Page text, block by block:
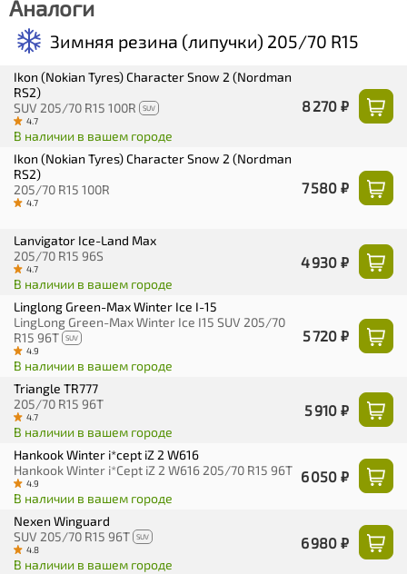
Аналоги
Зимняя резина (липучки) 205/70 R15
Ikon (Nokian Tyres) Character Snow 2 (Nordman
RS2)
SUV 205/70 R15 100R
SUV
4.7
В наличии в вашем городе
8 270 ₽
Ikon (Nokian Tyres) Character Snow 2 (Nordman
RS2)
205/70 R15 100R
4.7
7 580 ₽
Lanvigator Ice-Land Max
205/70 R15 96S
4.7
В наличии в вашем городе
4 930 ₽
Linglong Green-Max Winter Ice I-15
LingLong Green-Max Winter Ice I15 SUV 205/70
R15 96T
SUV
4.9
В наличии в вашем городе
5 720 ₽
Triangle TR777
205/70 R15 96T
4.7
В наличии в вашем городе
5 910 ₽
Hankook Winter i*сept iZ 2 W616
Hankook Winter i*Cept iZ 2 W616 205/70 R15 96T
4.9
В наличии в вашем городе
6 050 ₽
Nexen Winguard
SUV 205/70 R15 96T
SUV
4.8
В наличии в вашем городе
6 980 ₽